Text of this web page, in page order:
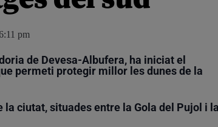
pm
de Devesa-Albufera, ha iniciat el
permeti protegir millor les dunes de la
ciutat, situades entre la Gola del Pujol i la